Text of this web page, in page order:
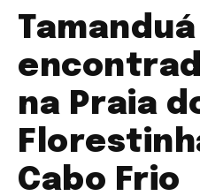
na Praia
Cabo Frio